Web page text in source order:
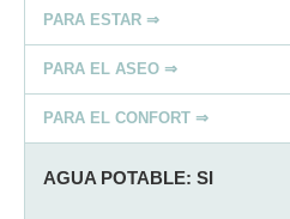
PARA ESTAR ⇒
PARA EL ASEO ⇒
PARA EL CONFORT ⇒
AGUA POTABLE: SI